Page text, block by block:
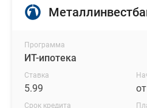
выбор
предлагаются
оформления
стилях
Программа
ИТ-ипотека
Ставка
5.99
Срок кредита